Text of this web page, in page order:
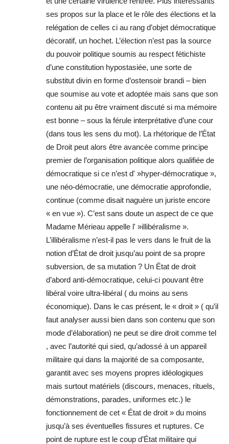
ses propos sur la place et le rôle des élections et la
relégation de celles ci au rang d’objet démocratique
décoratif, un hochet. L’élection n’est pas la source
du pouvoir politique soumis au respect fétichiste
d’une constitution hypostasiée, une sorte de
substitut divin en forme d’ostensoir brandi – bien
que soumise au vote et adoptée mais sans que son
contenu ait pu être vraiment discuté si ma mémoire
est bonne – sous la férule interprétative d’une cour
(dans tous les sens du mot). La rhétorique de l’État
de Droit peut alors être avancée comme principe
premier de l’organisation politique alors qualifiée de
démocratique si ce n’est d' »hyper-démocratique »,
une néo-démocratie, une démocratie approfondie,
continue (comme disait naguère un juriste encore
« en vue »). C’est sans doute un aspect de ce que
Madame Mérieau appelle l' »illibéralisme ».
L’illibéralisme n’est-il pas le vers dans le fruit de la
notion d’État de droit jusqu’au point de sa propre
subversion, de sa mutation ? Un État de droit
d’abord anti-démocratique, celui-ci pouvant être
libéral voire ultra-libéral ( du moins au sens
économique). Dans le cas présent, le « droit » ( qu’il
faut analyser aussi bien dans son contenu que son
mode d’élaboration) ne peut se dire droit comme tel
, avec l’autorité qui sied, qu’adossé à un appareil
militaire qui dans la majorité de sa composante,
garantit avec ses moyens propres idéologiques
mais surtout matériels (discours, menaces, rituels,
démonstrations, parades, uniformes etc.) le
fonctionnement de cet « État de droit » du moins
jusqu’à ses éventuelles fissures et ruptures. Ce
point de rupture est le coup d’État militaire qui